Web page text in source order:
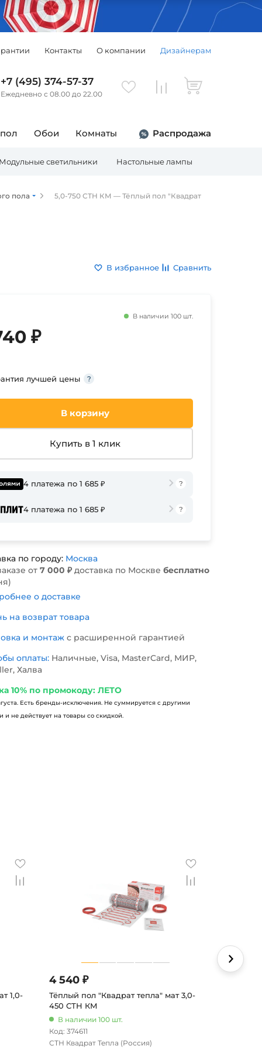
Контакты О компании Дизайнерам
+7 (495) 374-57-37
Ежедневно с 08.00 до 22.00
Обои Комнаты Распродажа
Модульные светильники Настольные лампы
пола
5,0-750 СТН КМ — Тёплый пол "Квадрат
В избранное Сравнить
В наличии 100 шт.
₽
лучшей цены
В корзину
Купить в 1 клик
4 платежа по 1 685 ₽
4 платежа по 1 685 ₽
по городу: Москва
от 7 000 ₽ доставка по Москве бесплатно
о доставке
на возврат товара
и монтаж с расширенной гарантией
оплаты: Наличные, Visa, MasterCard, МИР,
Халва
10% по промокоду: ЛЕТО
Есть бренды-исключения. Не суммируется с другими
и не действует на товары со скидкой.
1,0-
4 540 ₽
Тёплый пол "Квадрат тепла" мат 3,0-
450 СТН КМ
В наличии 100 шт.
Код: 374611
СТН Квадрат Тепла (Россия)